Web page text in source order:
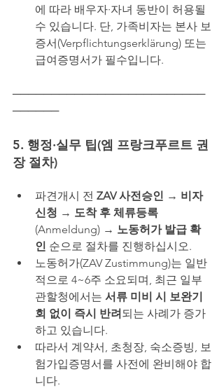
에 따라 배우자·자녀 동반이 허용될
수 있습니다. 단, 가족비자는 본사 보
증서(Verpflichtungserklärung) 또는
급여증명서가 필수입니다.
─────────────────────────
──────
5. 행정·실무 팁(엠 프랑크푸르트 권
장 절차)
파견개시 전 ZAV 사전승인 → 비자
신청 → 도착 후 체류등록
(Anmeldung) → 노동허가 발급 확
인 순으로 절차를 진행하십시오.
노동허가(ZAV Zustimmung)는 일반
적으로 4~6주 소요되며, 최근 일부
관할청에서는 서류 미비 시 보완기
회 없이 즉시 반려되는 사례가 증가
하고 있습니다.
따라서 계약서, 초청장, 숙소증빙, 보
험가입증명서를 사전에 완비해야 합
니다.